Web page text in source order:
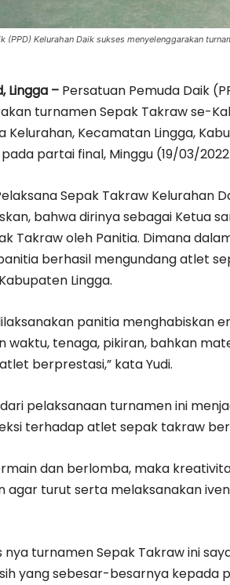
(PPD) Kelurahan Daik sukses menyelenggarakan
Lingga – Persatuan Pemuda Daik
turnamen Sepak Takraw se-
Kelurahan, Kecamatan Lingga,
partai final, Minggu (19/03/
Sepak Takraw Kelurahan
bahwa dirinya sebagai Ketua
Takraw oleh Panitia. Dimana
berhasil mengundang atlet
Lingga.
panitia menghabiskan
waktu, tenaga, pikiran, bahkan
berprestasi,” kata Yudi.
pelaksanaan turnamen ini
terhadap atlet sepak takraw
dan berlomba, maka
agar turut serta melaksanakan
nya turnamen Sepak Takraw ini
yang sebesar-besarnya kepada